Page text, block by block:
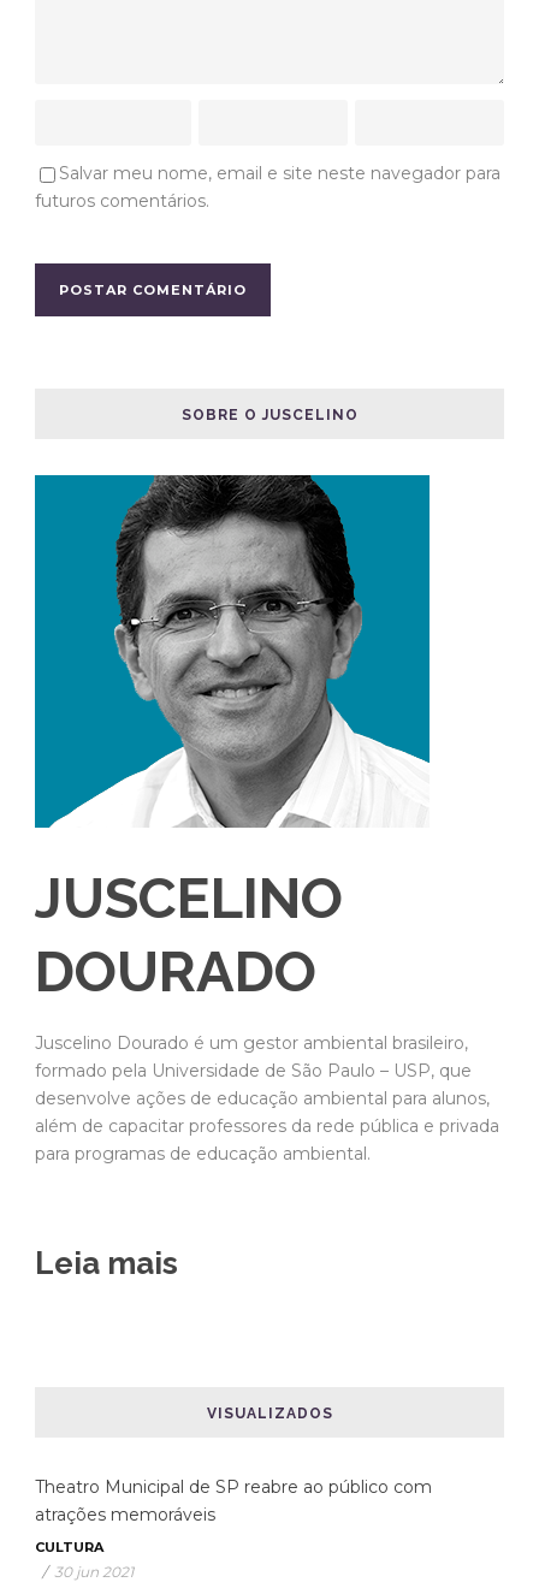
Salvar meu nome, email e site neste navegador para
futuros comentários.
SOBRE O JUSCELINO
JUSCELINO
DOURADO
Juscelino Dourado é um gestor ambiental brasileiro,
formado pela Universidade de São Paulo – USP, que
desenvolve ações de educação ambiental para alunos,
além de capacitar professores da rede pública e privada
para programas de educação ambiental.
Leia mais
VISUALIZADOS
Theatro Municipal de SP reabre ao público com
atrações memoráveis
CULTURA
/ 30 jun 2021